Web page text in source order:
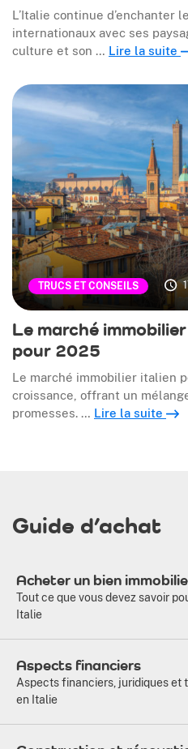
L’Italie continue d’enchanter
internationaux avec ses
culture et son … Lire la suite
TRUCS ET CONSEILS
Le marché
pour 2025
Le marché immobilier italien
croissance, offrant un
promesses. … Lire la suite
Guide d’achat
Acheter un bien
Tout ce que vous devez savoir
Italie
Aspects financiers
Aspects financiers, juridiques et
en Italie